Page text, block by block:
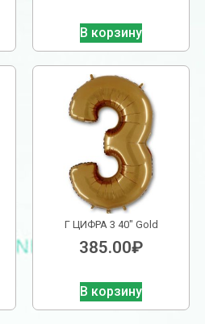
В корзину
Г ЦИФРА 3 40″ Gold
385.00₽
В корзину